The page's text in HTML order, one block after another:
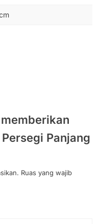
Panjang
Ruas yang wajib